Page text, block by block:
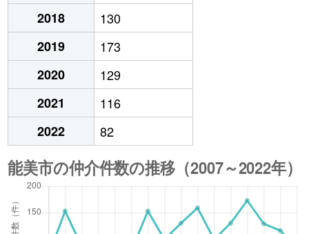
2018
130
2019
173
2020
129
2021
116
2022
82